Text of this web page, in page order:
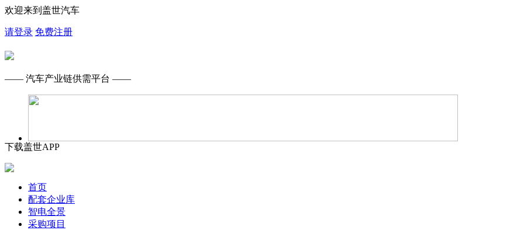
欢迎来到盖世汽车
请登录 免费注册
—— 汽车产业链供需平台 ——
下载盖世APP
首页
配套企业库
智电全景
采购项目